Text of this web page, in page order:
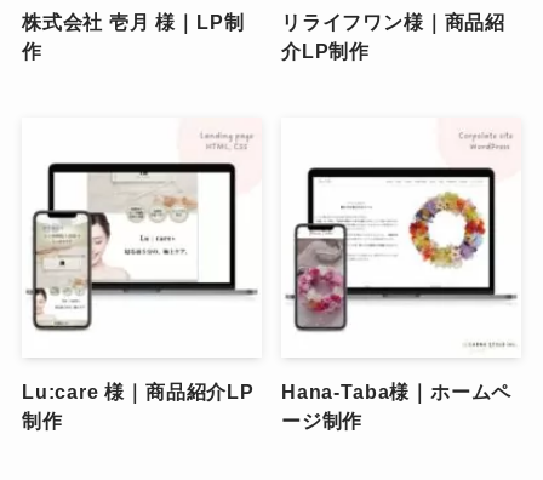
株式会社 壱月 様｜LP制
作
リライフワン様｜商品紹
介LP制作
Lu:care 様｜商品紹介LP
制作
Hana-Taba様｜ホームペ
ージ制作